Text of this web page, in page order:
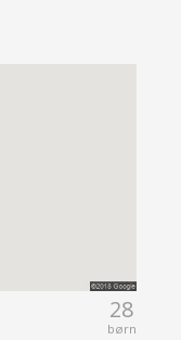
28
børn